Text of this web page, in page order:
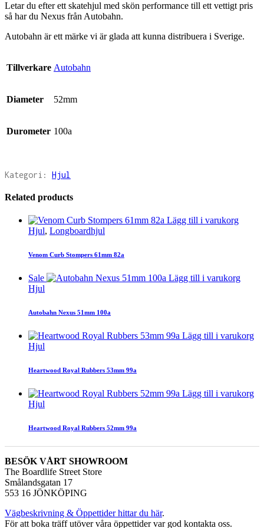
Letar du efter ett skatehjul med skön performance till ett vettigt pris
så har du Nexus från Autobahn.
Autobahn är ett märke vi är glada att kunna distribuera i Sverige.
Tillverkare Autobahn
Diameter 52mm
Durometer 100a
Kategori: Hjul
Related products
Lägg till i varukorg
Hjul, Longboardhjul
Venom Curb Stompers 61mm 82a
Sale
Lägg till i varukorg
Hjul
Autobahn Nexus 51mm 100a
Lägg till i varukorg
Hjul
Heartwood Royal Rubbers 53mm 99a
Lägg till i varukorg
Hjul
Heartwood Royal Rubbers 52mm 99a
BESÖK VÅRT SHOWROOM
The Boardlife Street Store
Smålandsgatan 17
553 16 JÖNKÖPING
Vägbeskrivning & Öppettider hittar du här.
För att boka träff utöver våra öppettider var god kontakta oss.